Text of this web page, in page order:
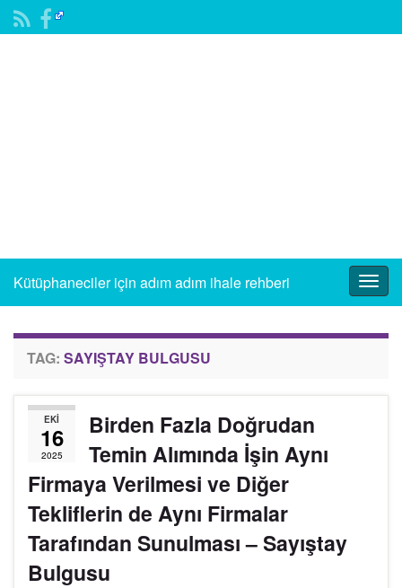
Kütüphaneciler için adım adım ihale rehberi
TAG: SAYIŞTAY BULGUSU
EKI
16
2025
Birden Fazla Doğrudan
Temin Alımında İşin Aynı
Firmaya Verilmesi ve Diğer
Tekliflerin de Aynı Firmalar
Tarafından Sunulması – Sayıştay
Bulgusu